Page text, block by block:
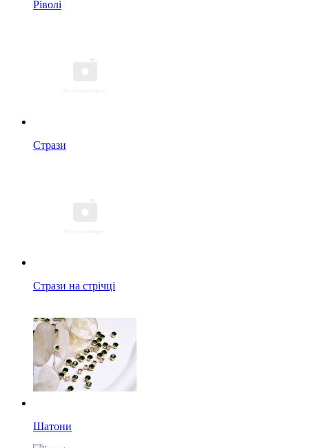
Ріволі
Стрази
Стрази на стрічці
Шатони